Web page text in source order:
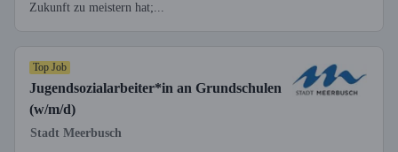
Zukunft zu meistern hat;...
Top Job
Jugendsozialarbeiter*in an Grundschulen
(w/m/d)
Stadt Meerbusch